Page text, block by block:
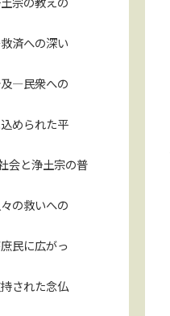
済への深い
—民衆への
められた平
会と浄土宗の普
の救いへの
民に広がっ
された念仏